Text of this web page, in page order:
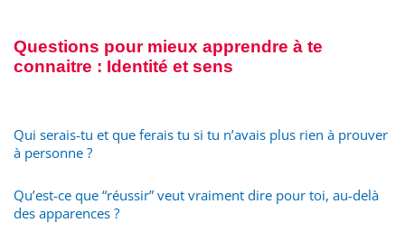
Questions pour mieux apprendre à te
connaitre : Identité et sens
Qui serais-tu et que ferais tu si tu n’avais plus rien à prouver
à personne ?
Qu’est-ce que “réussir” veut vraiment dire pour toi, au-delà
des apparences ?